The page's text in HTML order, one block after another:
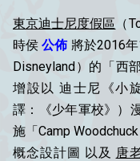
東京迪士尼度假區 （
時侯公佈將於2016
Disneyland）的「西
增設以 迪士尼《小
譯：《少年軍校》）
施「Camp
概念設計圖 以及 唐